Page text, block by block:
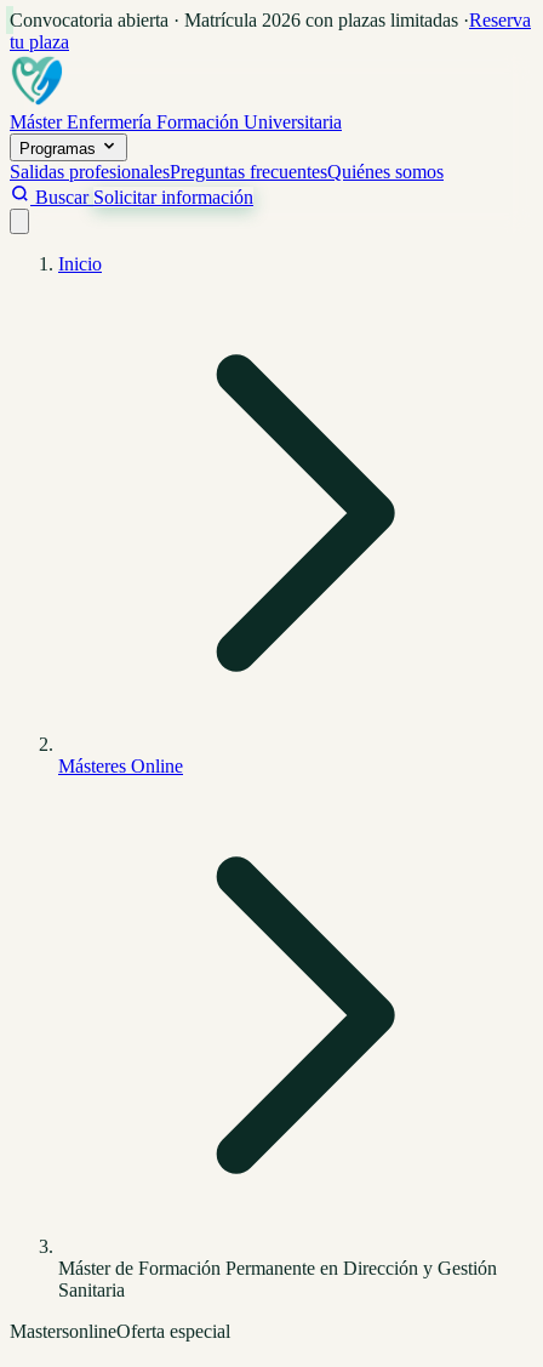
Convocatoria abierta · Matrícula 2026 con plazas limitadas ·Reserva
tu plaza
Máster Enfermería Formación Universitaria
Programas
Salidas profesionalesPreguntas frecuentesQuiénes somos
Buscar Solicitar información
Inicio
Másteres Online
Máster de Formación Permanente en Dirección y Gestión
Sanitaria
MastersonlineOferta especial